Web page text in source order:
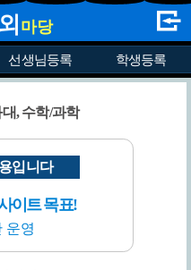
마당
선생님등록 학생등록
, 수학/과학
입니다
이트 목표!
운영